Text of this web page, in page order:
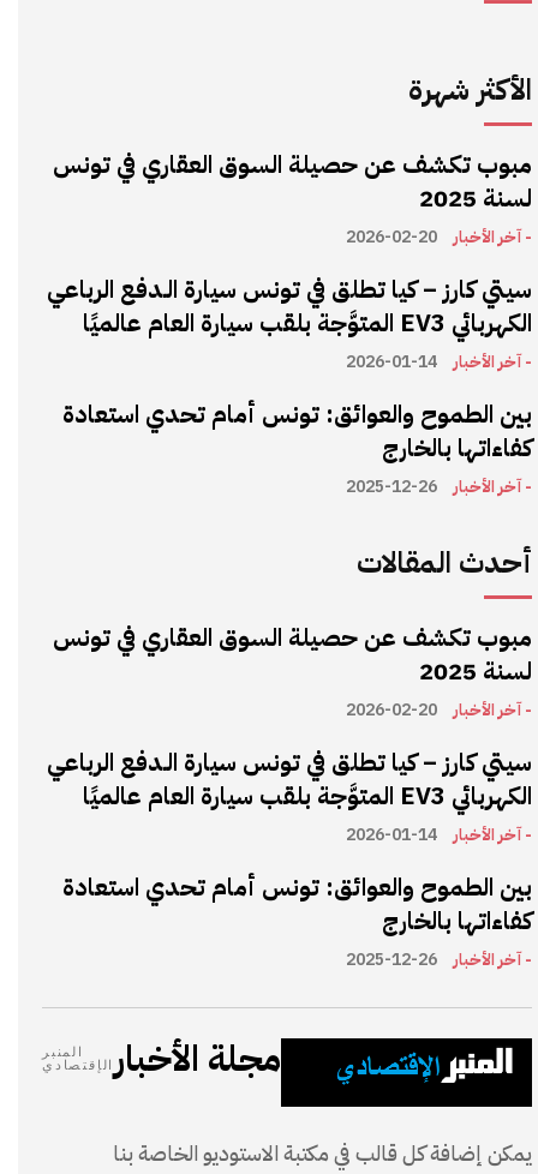
الأكثر شهرة
مبوب تكشف عن حصيلة السوق العقاري في تونس
لسنة 2025
- آخر الأخبار 2026-02-20
سيتي كارز – كيا تطلق في تونس سيارة الـدفع الرباعي
الكهربائي EV3 المتوَّجة بلقب سيارة العام عالميًا
- آخر الأخبار 2026-01-14
بين الطموح والعوائق: تونس أمام تحدي استعادة
كفاءاتها بالخارج
- آخر الأخبار 2025-12-26
أحدث المقالات
مبوب تكشف عن حصيلة السوق العقاري في تونس
لسنة 2025
- آخر الأخبار 2026-02-20
سيتي كارز – كيا تطلق في تونس سيارة الـدفع الرباعي
الكهربائي EV3 المتوَّجة بلقب سيارة العام عالميًا
- آخر الأخبار 2026-01-14
بين الطموح والعوائق: تونس أمام تحدي استعادة
كفاءاتها بالخارج
- آخر الأخبار 2025-12-26
مجلة الأخبار
المنبر
الإقتصادي
يمكن إضافة كل قالب في مكتبة الاستوديو الخاصة بنا